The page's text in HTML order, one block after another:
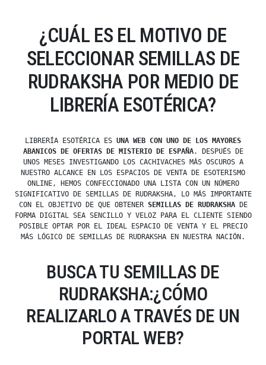
¿CUÁL ES EL MOTIVO DE
SELECCIONAR SEMILLAS DE
RUDRAKSHA POR MEDIO DE
LIBRERÍA ESOTÉRICA?
LIBRERÍA ESOTÉRICA ES UNA WEB CON UNO DE LOS MAYORES
ABANICOS DE OFERTAS DE MISTERIO DE ESPAÑA. DESPUÉS DE
UNOS MESES INVESTIGANDO LOS CACHIVACHES MÁS OSCUROS A
NUESTRO ALCANCE EN LOS ESPACIOS DE VENTA DE ESOTERISMO
ONLINE, HEMOS CONFECCIONADO UNA LISTA CON UN NÚMERO
SIGNIFICATIVO DE SEMILLAS DE RUDRAKSHA, LO MÁS IMPORTANTE
CON EL OBJETIVO DE QUE OBTENER SEMILLAS DE RUDRAKSHADE
FORMA DIGITAL SEA SENCILLO Y VELOZ PARA EL CLIENTE SIENDO
POSIBLE OPTAR POR EL IDEAL ESPACIO DE VENTA Y EL PRECIO
MÁS LÓGICO DE SEMILLAS DE RUDRAKSHA EN NUESTRA NACIÓN.
BUSCA TU SEMILLAS DE
RUDRAKSHA:¿CÓMO
REALIZARLO A TRAVÉS DE UN
PORTAL WEB?